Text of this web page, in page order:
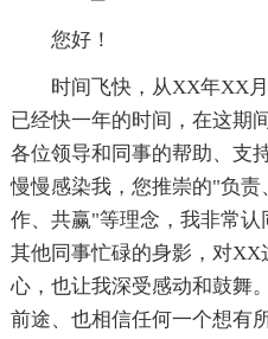
您好！
时间飞快，从XX年XX
已经快一年的时间，在这期
各位领导和同事的帮助、支
慢慢感染我，您推崇的"负
作、共赢"等理念，我非常
其他同事忙碌的身影，对
心，也让我深受感动和鼓舞
前途、也相信任何一个想有